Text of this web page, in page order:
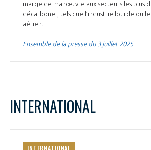
marge de manœuvre aux secteurs les plus
décarboner, tels que l’industrie lourde ou
aérien.
Ensemble de la presse du 3 juillet 2025
INTERNATIONAL
INTERNATIONAL